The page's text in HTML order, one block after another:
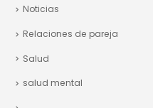
Relaciones de pareja